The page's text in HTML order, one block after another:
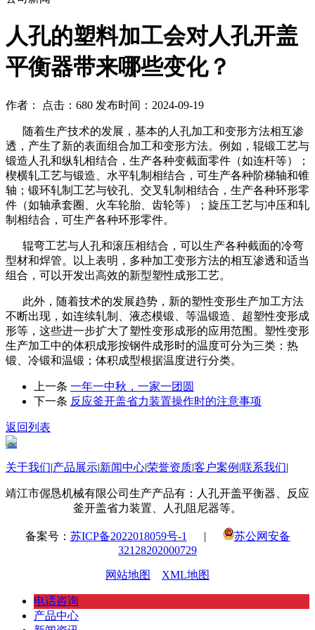
​人孔的塑料加工会对人孔开盖
平衡器带来哪些变化？
作者： 点击：680 发布时间：2024-09-19
随着生产技术的发展，基本的人孔加工和变形方法相互渗
透，产生了新的表面组合加工和变形方法。例如，辊锻工艺与
锻造人孔和纵轧相结合，生产各种变截面零件（如连杆等）；
楔横轧工艺与锻造、水平轧制相结合，可生产各种阶梯轴和锥
轴；锻环轧制工艺与铰孔、交叉轧制相结合，生产各种环形零
件（如轴承套圈、火车轮胎、齿轮等）；旋压工艺与冲压和轧
制相结合，可生产各种环形零件。
辊弯工艺与人孔和滚压相结合，可以生产各种截面的冷弯
型材和焊管。以上表明，多种加工变形方法的相互渗透和适当
组合，可以开发出高效的新型塑性成形工艺。
此外，随着技术的发展趋势，新的塑性变形生产加工方法
不断出现，如连续轧制、液态模锻、等温锻造、超塑性变形成
形等，这些进一步扩大了塑性变形成形的应用范围。塑性变形
生产加工中的体积成形按钢件成形时的温度可分为三类：热
锻、冷锻和温锻；体积成型根据温度进行分类。
上一条 一年一中秋，一家一团圆
下一条 ​反应釜开盖省力装置操作时的注意事项
返回列表
关于我们|产品展示|新闻中心|荣誉资质|客户案例 |联系我们|
靖江市偓恳机械有限公司生产产品有：人孔开盖平衡器、反应
釜开盖省力装置、人孔阻尼器等。
备案号： 苏ICP备2022018059号-1 |
苏公网安备
32128202000729
网站地图 XML地图
电话咨询
产品中心